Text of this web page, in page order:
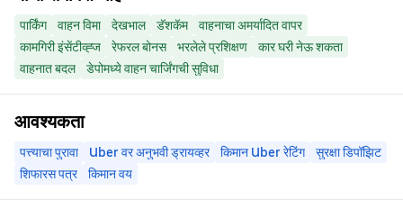
पार्किंग वाहन विमा देखभाल डॅशकॅम
वाहनाचा अमर्यादित वापर
कामगिरी इंसेंटीव्ह्ज
रेफरल बोनस भरलेले प्रशिक्षण
कार घरी नेऊ शकता
वाहनात बदल
डेपोमध्ये वाहन चार्जिंगची सुविधा
आवश्यकता
पत्त्याचा पुरावा Uber वर अनुभवी ड्रायव्हर किमान Uber रेटिंग
सुरक्षा डिपॉझिट
शिफारस पत्र
किमान वय